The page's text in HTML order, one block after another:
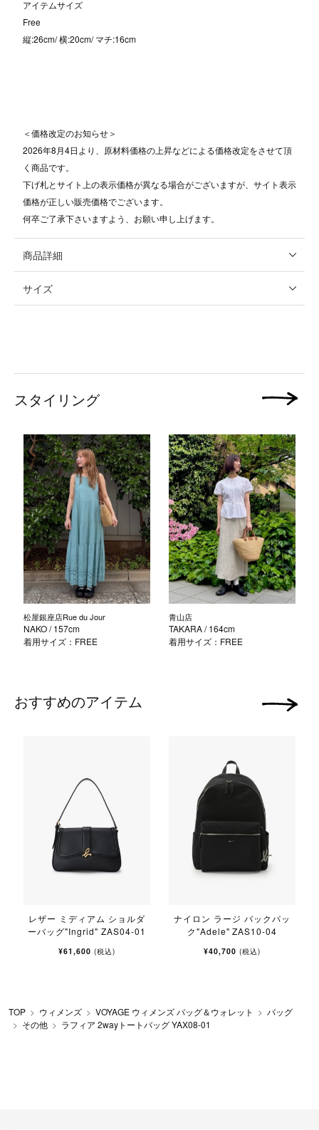
アイテムサイズ
Free
縦:26cm/ 横:20cm/ マチ:16cm
＜価格改定のお知らせ＞
2026年8月4日より、原材料価格の上昇などによる価格改定をさせて頂
く商品です。
下げ札とサイト上の表示価格が異なる場合がございますが、サイト表示
価格が正しい販売価格でございます。
何卒ご了承下さいますよう、お願い申し上げます。
商品詳細
サイズ
スタイリング
松屋銀座店Rue du Jour
NAKO/ 157cm
着用サイズ：FREE
青山店
TAKARA/ 164cm
着用サイズ：FREE
次の画像
おすすめのアイテム
レザー ミディアム ショルダ
ーバッグ"Ingrid" ZAS04-01
¥61,600 (税込)
ナイロン ラージ バックパッ
ク"Adele" ZAS10-04
¥40,700 (税込)
次の画像
TOP ウィメンズ VOYAGE ウィメンズ バッグ＆ウォレット
バッグ
その他
ラフィア 2wayトートバッグ YAX08-01